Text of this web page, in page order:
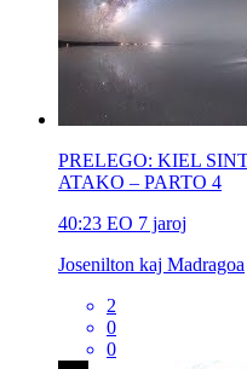
PRELEGO: KIEL
ATAKO – PARTO 4
40:23 EO 7 jaroj
Josenilton kaj Madragoa
2
0
0